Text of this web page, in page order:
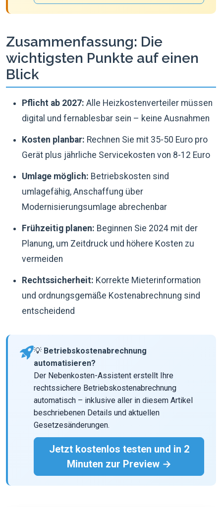
Zusammenfassung: Die
wichtigsten Punkte auf einen
Blick
Pflicht ab 2027: Alle Heizkostenverteiler müssen
digital und fernablesbar sein – keine Ausnahmen
Kosten planbar: Rechnen Sie mit 35-50 Euro pro
Gerät plus jährliche Servicekosten von 8-12 Euro
Umlage möglich: Betriebskosten sind
umlagefähig, Anschaffung über
Modernisierungsumlage abrechenbar
Frühzeitig planen: Beginnen Sie 2024 mit der
Planung, um Zeitdruck und höhere Kosten zu
vermeiden
Rechtssicherheit: Korrekte Mieterinformation
und ordnungsgemäße Kostenabrechnung sind
entscheidend
💡 Betriebskostenabrechnung
automatisieren?
Der Nebenkosten-Assistent erstellt Ihre
rechtssichere Betriebskostenabrechnung
automatisch – inklusive aller in diesem Artikel
beschriebenen Details und aktuellen
Gesetzesänderungen.
Jetzt kostenlos testen und in 2
Minuten zur Preview →